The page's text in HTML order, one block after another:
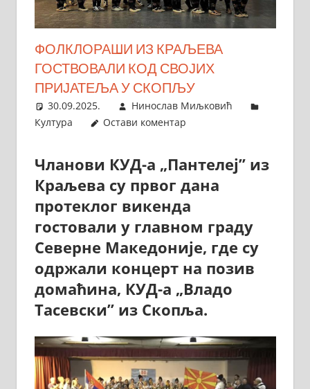
ФОЛКЛОРАШИ ИЗ КРАЉЕВА
ГОСТВОВАЛИ КОД СВОЈИХ
ПРИЈАТЕЉА У СКОПЉУ
30.09.2025.
Нинослав Миљковић
Култура
Остави коментар
Чланови КУД-а „Пантелеј” из
Краљева су првог дана
протеклог викенда
гостовали у главном граду
Северне Македоније, где су
одржали концерт на позив
домаћина, КУД-а „Владо
Тасевски” из Скопља.